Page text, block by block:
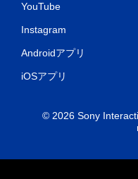
YouTube
Instagram
Androidアプリ
iOSアプリ
© 2026 Sony